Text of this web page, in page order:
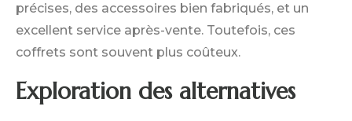
précises, des accessoires bien fabriqués, et un
excellent service après-vente. Toutefois, ces
coffrets sont souvent plus coûteux.
Exploration des alternatives